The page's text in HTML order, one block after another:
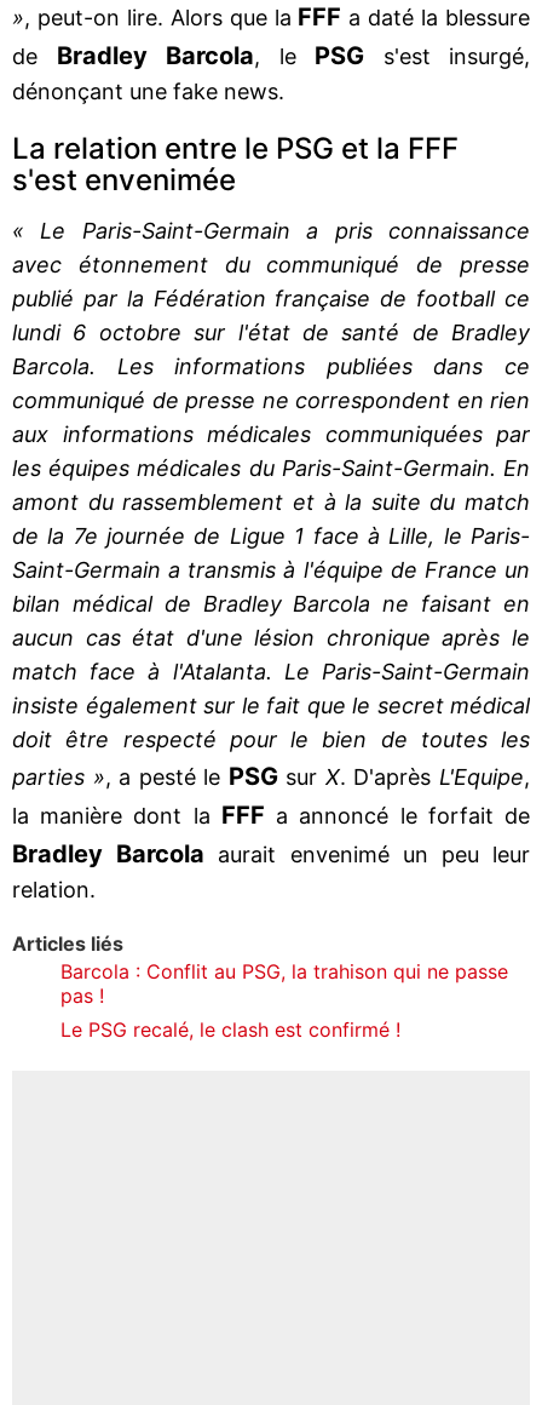
», peut-on lire. Alors que la FFF a daté la blessure
de Bradley Barcola, le PSG s'est insurgé,
dénonçant une fake news.
La relation entre le PSG et la FFF
s'est envenimée
« Le Paris-Saint-Germain a pris connaissance
avec étonnement du communiqué de presse
publié par la Fédération française de football ce
lundi 6 octobre sur l'état de santé de Bradley
Barcola. Les informations publiées dans ce
communiqué de presse ne correspondent en rien
aux informations médicales communiquées par
les équipes médicales du Paris-Saint-Germain. En
amont du rassemblement et à la suite du match
de la 7e journée de Ligue 1 face à Lille, le Paris-
Saint-Germain a transmis à l'équipe de France un
bilan médical de Bradley Barcola ne faisant en
aucun cas état d'une lésion chronique après le
match face à l'Atalanta. Le Paris-Saint-Germain
insiste également sur le fait que le secret médical
doit être respecté pour le bien de toutes les
parties », a pesté le PSGsur X. D'après L'Equipe,
la manière dont la FFF a annoncé le forfait de
Bradley Barcola aurait envenimé un peu leur
relation.
Articles liés
Barcola : Conflit au PSG, la trahison qui ne passe
pas !
Le PSG recalé, le clash est confirmé !